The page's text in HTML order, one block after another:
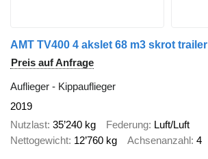
AMT TV400 4 akslet 68 m3 skrot trailer
Preis auf Anfrage
Auflieger - Kippauflieger
2019
Nutzlast 35’240 kg Federung Luft/Luft
Nettogewicht 12’760 kg Achsenanzahl 4